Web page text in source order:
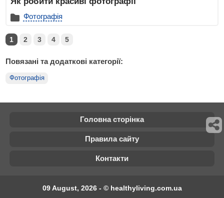
Фотографія
1 2 3 4 5
Повязані та додаткові категорії:
Фотографія
Головна сторінка
Правила сайту
Контакти
09 August, 2026 - © healthyliving.com.ua